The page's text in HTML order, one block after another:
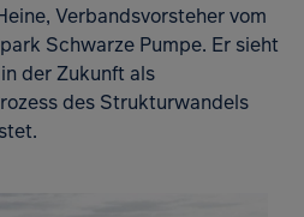
Verbandsvorsteher vom
Schwarze Pumpe. Er sieht
der Zukunft als
des Strukturwandels